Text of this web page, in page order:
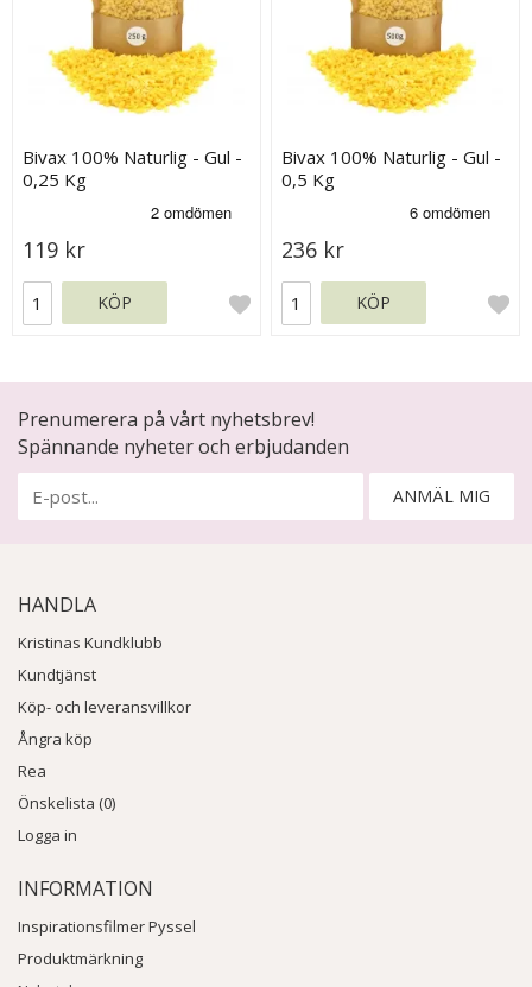
Bivax 100% Naturlig - Gul -
0,25 Kg
119 kr
KÖP
Bivax 100% Naturlig - Gul -
0,5 Kg
236 kr
KÖP
Prenumerera på vårt nyhetsbrev!
Spännande nyheter och erbjudanden
ANMÄL MIG
HANDLA
Kristinas Kundklubb
Kundtjänst
Köp- och leveransvillkor
Ångra köp
Rea
Önskelista (0)
Logga in
INFORMATION
Inspirationsfilmer Pyssel
Produktmärkning